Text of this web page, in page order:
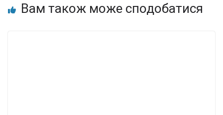
Вам також може сподобатися